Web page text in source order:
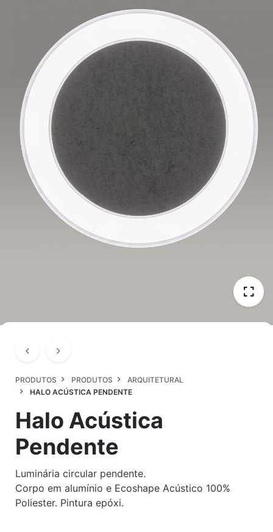
PRODUTOS PRODUTOS
ARQUITETURAL
HALO ACÚSTICA PENDENTE
Halo Acústica
Pendente
Luminária circular pendente.
Corpo em alumínio e Ecoshape Acústico 100%
Poliester. Pintura epóxi.